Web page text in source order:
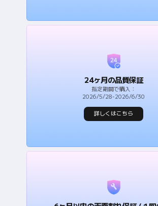
24ヶ月の品質保証
指定期間で購入：
2026/5/28-2026/6/30
詳しくはこちら